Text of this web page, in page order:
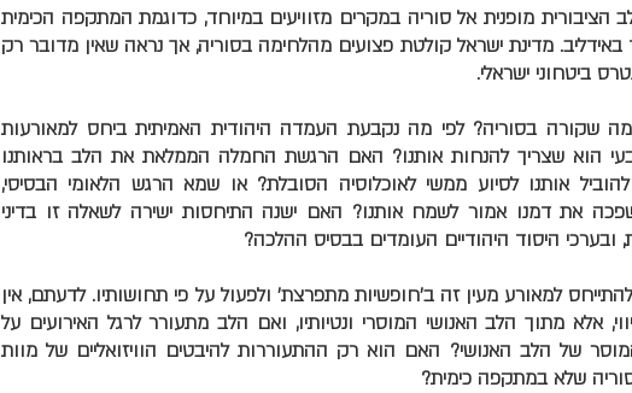
הציבורית מופנית אל סוריה במקרים מזוויעים במיוחד, כדוגמת המתקפה הכימית
מדינת ישראל קולטת פצועים מהלחימה בסוריה, אך נראה שאין מדובר רק
ביטחוני ישראלי.
שקורה בסוריה? לפי מה נקבעת העמדה היהודית האמיתית ביחס למאורעות
הוא שצריך להנחות אותנו? האם הרגשת החמלה הממלאת את הלב בראותנו
להוביל אותנו לסיוע ממשי לאוכלוסיה הסובלת? או שמא הרגש הלאומי הבסיסי,
את דמנו אמור לשמח אותנו? האם ישנה התיחסות ישירה לשאלה זו בדיני
היסוד היהודיים העומדים בבסיס ההלכה?
למאורע מעין זה ב'חופשיות מתפרצת' ולפעול על פי תחושותיו. לדעתם, אין
אלא מתוך הלב האנושי המוסרי ונטיותיו, ואם הלב מתעורר לרגל האירועים על
של הלב האנושי? האם הוא רק ההתעוררות להיבטים הוויזואליים של מוות
שלא במתקפה כימית?